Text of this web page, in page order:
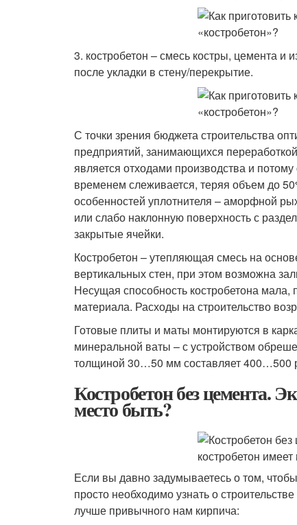
3. костробетон – смесь костры, цемента и
после укладки в стену/перекрытие.
С точки зрения бюджета строительства
предприятий, занимающихся
является отходами производства и
временем слеживается, теряя объем до
особенностей уплотнителя – аморфной
или слабо наклонную поверхность с
закрытые ячейки.
Костробетон – утепляющая смесь на
вертикальных стен, при этом возможна
Несущая способность костробетона мала,
материала. Расходы на строительство
Готовые плиты и маты монтируются в
минеральной ваты – с устройством
толщиной 30…50 мм составляет 400…500
Костробетон без цемента.
место быть?
Если вы давно задумываетесь о том,
просто необходимо узнать о
лучше привычного нам кирпича: